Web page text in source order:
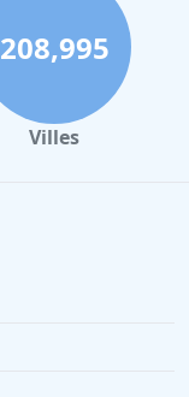
208,995
Villes